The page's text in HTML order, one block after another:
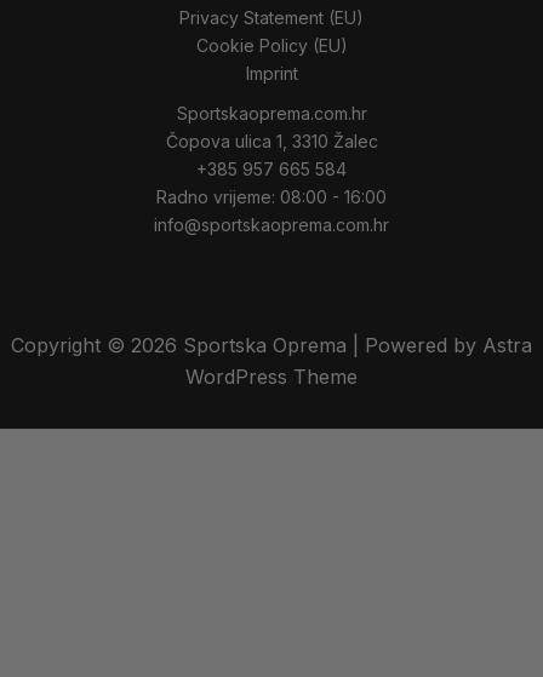
Privacy Statement (EU)
Cookie Policy (EU)
Imprint
Sportskaoprema.com.hr
Čopova ulica 1, 3310 Žalec
+385 957 665 584
Radno vrijeme: 08:00 - 16:00
info@sportskaoprema.com.hr
Copyright © 2026 Sportska Oprema | Powered by Astra
WordPress Theme